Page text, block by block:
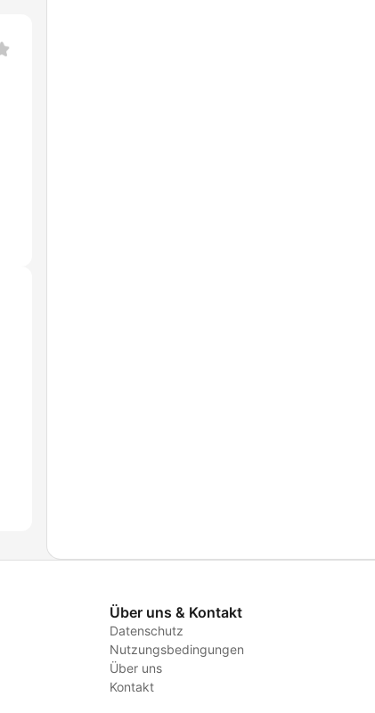
Über uns & Kontakt
Datenschutz
Nutzungsbedingungen
Über uns
Kontakt